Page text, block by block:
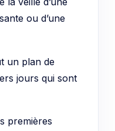
ou d’une
un plan de
jours qui sont
premières